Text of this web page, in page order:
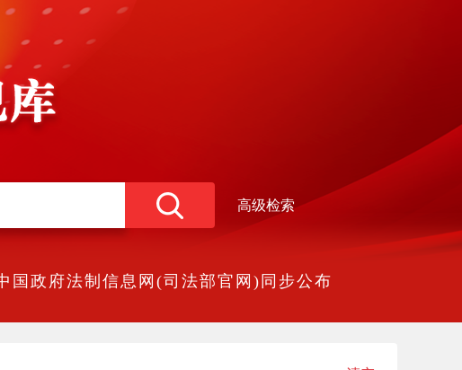
高级检索
国政府法制信息网(司法部官网)同步公布